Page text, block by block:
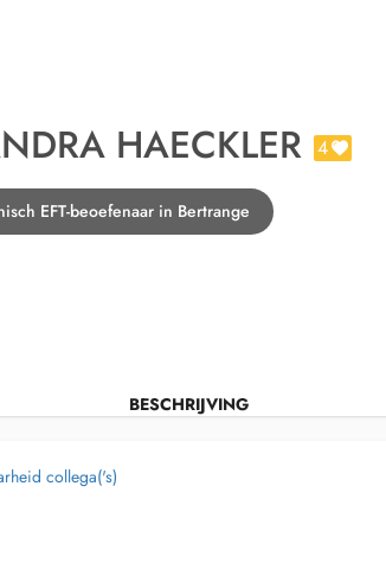
HAECKLER 4
EFT-beoefenaar in Bertrange
BESCHRIJVING
collega('s)